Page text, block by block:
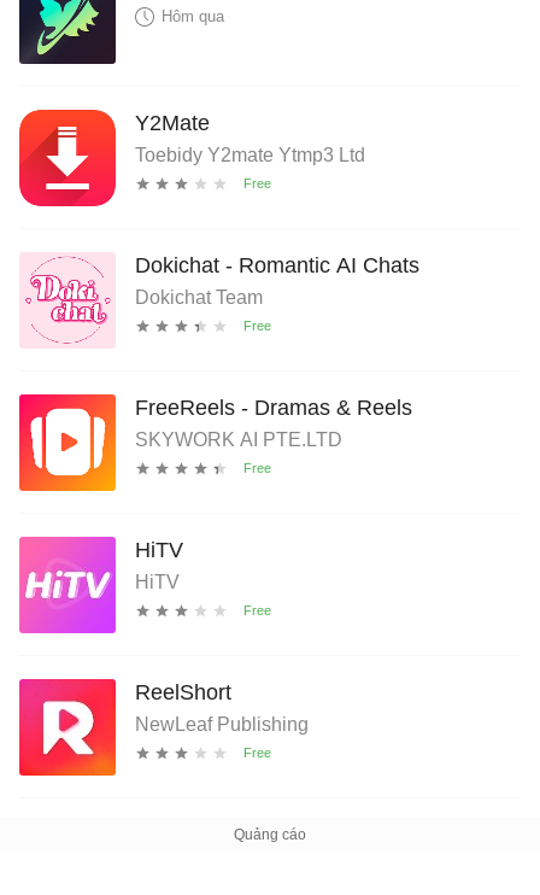
Hôm qua
Y2Mate
Toebidy Y2mate Ytmp3 Ltd
Dokichat - Romantic AI Chats
Dokichat Team
FreeReels - Dramas & Reels
SKYWORK AI PTE.LTD
HiTV
HiTV
ReelShort
NewLeaf Publishing